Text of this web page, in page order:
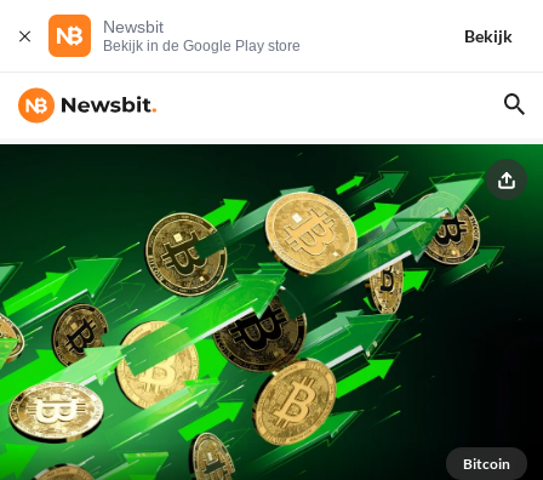
Newsbit
Bekijk in de Google Play store
Bekijk
Bitcoin